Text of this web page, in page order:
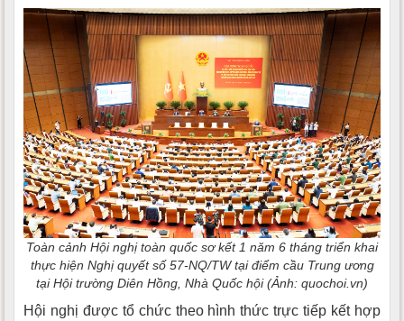
Toàn cảnh Hội nghị toàn quốc sơ kết 1 năm 6 tháng triển khai
thực hiện Nghị quyết số 57-NQ/TW tại điểm cầu Trung ương
tại Hội trường Diên Hồng, Nhà Quốc hội (Ảnh: quochoi.vn)
Hội nghị được tổ chức theo hình thức trực tiếp kết hợp